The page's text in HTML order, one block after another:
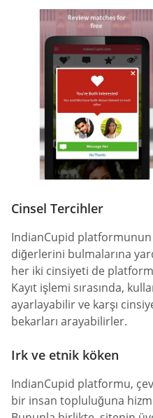
Cinsel Tercihler
IndianCupid
diğerlerini bulmalarına
her iki cinsiyeti de
Kayıt işlemi sırasında,
ayarlayabilir ve karşı
bekarları arayabilirler.
Irk ve etnik köken
IndianCupid platformu,
bir insan topluluğuna